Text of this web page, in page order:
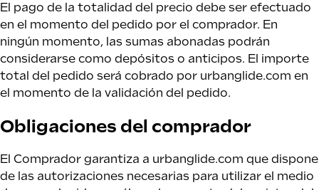
El pago de la totalidad del precio debe ser efectuado
en el momento del pedido por el comprador. En
ningún momento, las sumas abonadas podrán
considerarse como depósitos o anticipos. El importe
total del pedido será cobrado por urbanglide.com en
el momento de la validación del pedido.
Obligaciones del comprador
El Comprador garantiza a urbanglide.com que dispone
de las autorizaciones necesarias para utilizar el medio